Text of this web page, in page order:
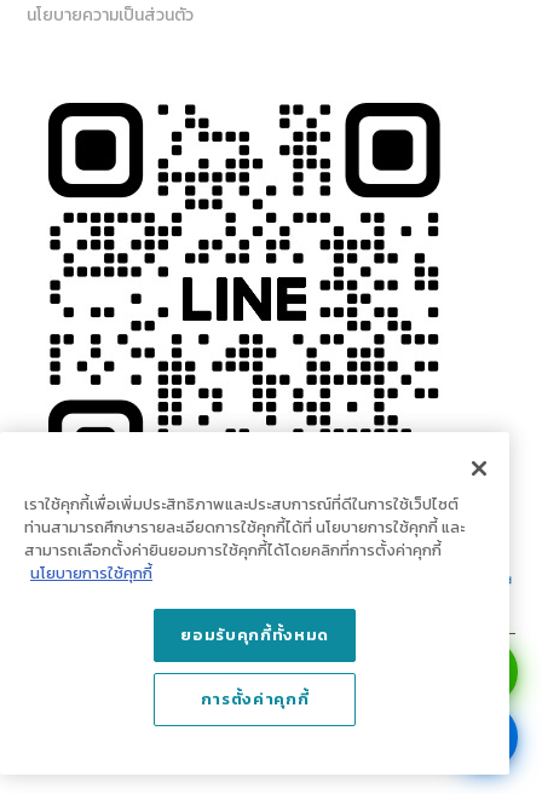
นโยบายความเป็นส่วนตัว
© Copyright 2023 doodeco.com. All Rights Reserved.
บริษัท เน็กซเตอร์ ลีฟวิ่ง จำกัด (สำนักงานใหญ่) เลขที่ 1 ถนนปูนซิเมนต์ไทย แขวง
เราใช้คุกกี้เพื่อเพิ่มประสิทธิภาพและประสบการณ์ที่ดีในการใช้เว็ปไซต์
ท่านสามารถศึกษารายละเอียดการใช้คุกกี้ได้ที่ นโยบายการใช้คุกกี้ และ
สามารถเลือกตั้งค่ายินยอมการใช้คุกกี้ได้โดยคลิกที่การตั้งค่าคุกกี้
นโยบายการใช้คุกกี้
ยอมรับคุกกี้ทั้งหมด
การตั้งค่าคุกกี้